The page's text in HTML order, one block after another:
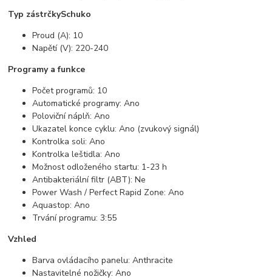
Typ zástrčkySchuko
Proud (A): 10
Napětí (V): 220-240
Programy a funkce
Počet programů: 10
Automatické programy: Ano
Poloviční náplň: Ano
Ukazatel konce cyklu: Ano (zvukový signál)
Kontrolka soli: Ano
Kontrolka leštidla: Ano
Možnost odloženého startu: 1-23 h
Antibakteriální filtr (ABT): Ne
Power Wash / Perfect Rapid Zone: Ano
Aquastop: Ano
Trvání programu: 3:55
Vzhled
Barva ovládacího panelu: Anthracite
Nastavitelné nožičky: Ano